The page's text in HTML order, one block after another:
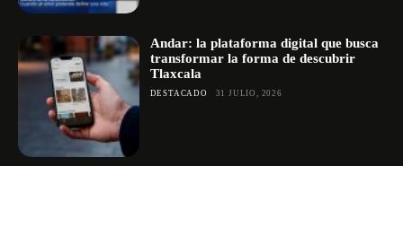
Andar: la plataforma digital que busca
transformar la forma de descubrir
Tlaxcala
DESTACADO 31 JULIO, 2026